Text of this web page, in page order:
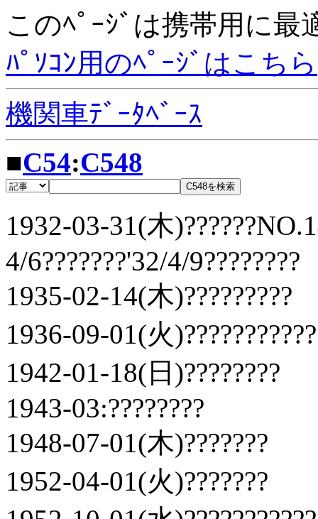
このﾍﾟｰｼﾞは携帯用に最
ﾊﾟｿｺﾝ用のﾍﾟｰｼﾞはこちら
機関車ﾃﾞｰﾀﾍﾞｰｽ
■C54:C548
1932-03-31(木
4/6???????'32/4/9????????
1935-02-14(木)?????????
1936-09-01(火
1942-01-18(日)????????
1943-03:????????
1948-07-01(木)???????
1952-04-01(火)???????